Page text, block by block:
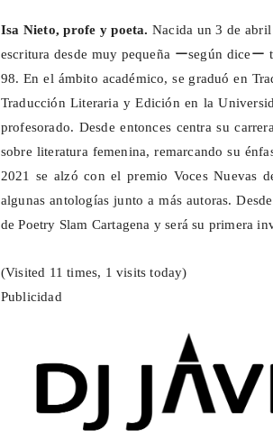
Isa Nieto, profe y poeta.Nacida un 3 de
escritura desde muy pequeña ーsegún diceー
98. En el ámbito académico, se graduó en
Traducción Literaria y Edición en la
profesorado. Desde entonces centra su
sobre literatura femenina, remarcando su
2021 se alzó con el premio Voces Nuevas
algunas antologías junto a más autoras.
dePoetry Slam Cartagena y será su primera
(Visited 11 times, 1 visits today)
Publicidad